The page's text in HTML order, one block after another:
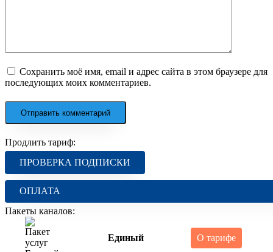
Сохранить моё имя, email и адрес сайта в этом браузере для
последующих моих комментариев.
Продлить тариф:
ПРОВЕРКА ПОДПИСКИ
ОПЛАТА
Пакеты каналов:
Единый О тарифе